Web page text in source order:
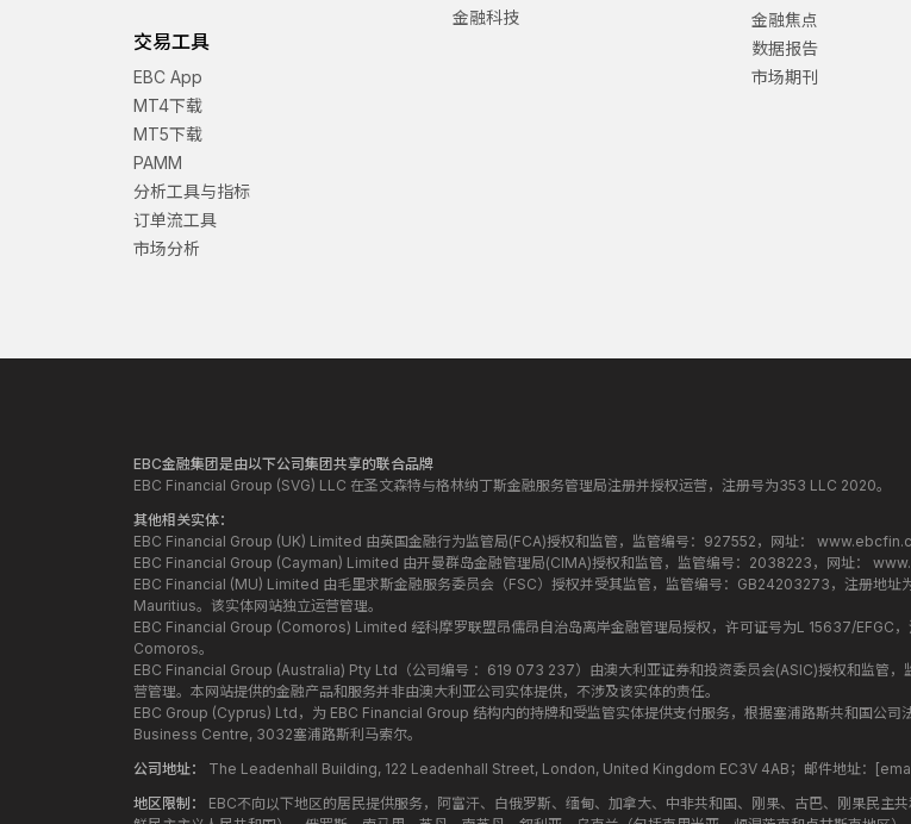
交易工具
EBC App
MT4下载
MT5下载
PAMM
分析工具与指标
订单流工具
市场分析
金融科技
金融焦点
数据报告
市场期刊
EBC金融集团是由以下公司集团共享的联合品牌
EBC Financial Group (SVG) LLC 在圣文森特与格林纳丁斯金融服务管理局注册并授权运营，注册号为353 LLC 2020。
其他相关实体：
EBC Financial Group (UK) Limited 由英国金融行为监管局(FCA)授权和监管，监管编号：927552，网址：
EBC Financial Group (Cayman) Limited 由开曼群岛金融管理局(CIMA)授权和监管，监管编号：2038223，网址：
EBC Financial (MU) Limited 由毛里求斯金融服务委员会（FSC）授权并受其监管，监管编号：GB24203273，注册
Mauritius。该实体网站独立运营管理。
EBC Financial Group (Comoros) Limited 经科摩罗联盟昂儒昂自治岛离岸金融管理局授权，许可证号为L 15637/
Comoros。
EBC Financial Group (Australia) Pty Ltd（公司编号 ：619 073 237）由澳大利亚证券和投资委员会(ASIC)授权和监管
营管理。本网站提供的金融产品和服务并非由澳大利亚公司实体提供，不涉及该实体的责任。
EBC Group (Cyprus) Ltd，为 EBC Financial Group 结构内的持牌和受监管实体提供支付服务，根据塞浦路斯共和国公
Business Centre, 3032塞浦路斯利马索尔。
公司地址：
The Leadenhall Building, 122 Leadenhall Street, London, United Kingdom EC3V 4AB；邮件地址：
地区限制：
EBC不向以下地区的居民提供服务，阿富汗、白俄罗斯、缅甸、加拿大、中非共和国、刚果、古巴、刚果民主